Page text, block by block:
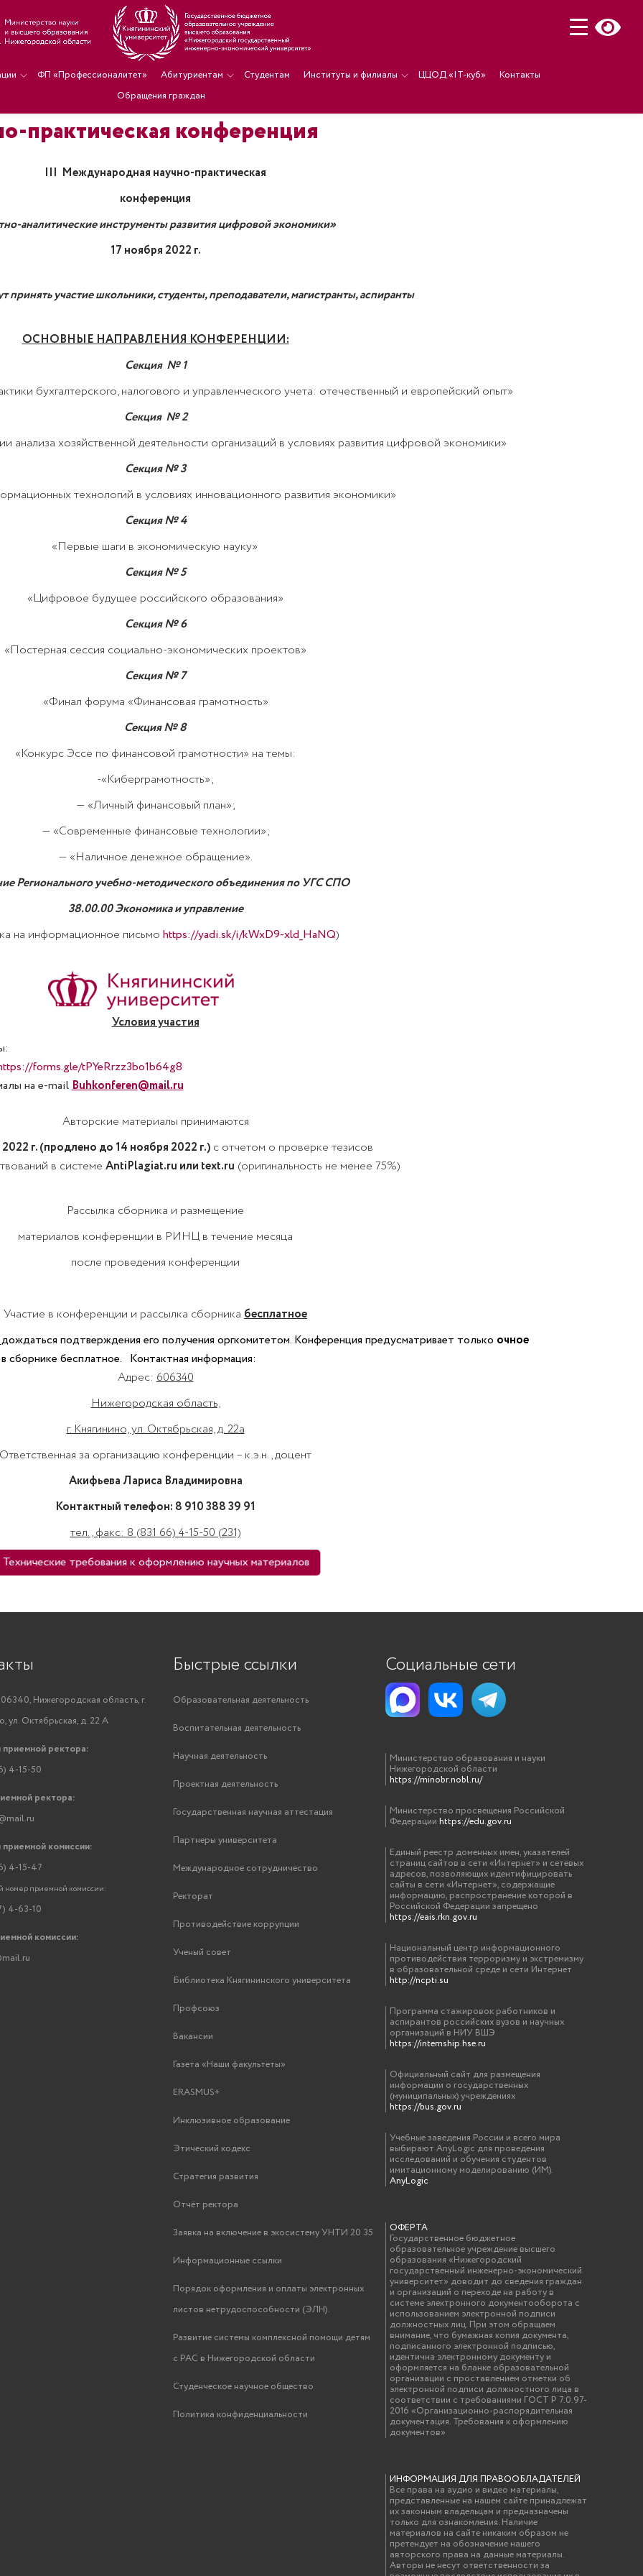
ФП «Профессионалитет» Абитуриентам Студентам Институты и филиалы ЦЦОД «IT-куб»
Контакты
Обращения граждан
практическая конференция
III Международная научно-практическая
конференция
аналитические инструменты развития цифровой экономики»
17 ноября 2022 г.
принять участие школьники, студенты, преподаватели, магистранты, аспиранты
ОСНОВНЫЕ НАПРАВЛЕНИЯ КОНФЕРЕНЦИИ:
Cекция № 1
бухгалтерского, налогового и управленческого учета: отечественный и европейский опыт»
Cекция № 2
анализа хозяйственной деятельности организаций в условиях развития цифровой экономики»
Cекция № 3
технологий в условиях инновационного развития экономики»
Секция № 4
«Первые шаги в экономическую науку»
Секция № 5
«Цифровое будущее российского образования»
Секция № 6
«Постерная сессия социально-экономических проектов»
Секция № 7
«Финал форума «Финансовая грамотность»
Секция № 8
«Конкурс Эссе по финансовой грамотности» на темы:
-«Киберграмотность»;
— «Личный финансовый план»;
— «Современные финансовые технологии»;
— «Наличное денежное обращение».
Регионального учебно-методического объединения по УГС СПО
38.00.00 Экономика и управление
на информационное письмо https://yadi.sk/i/kWxD9-xld_HaNQ)
Условия участия
forms.gle/tPYeRrzz3bo1b64g8
на e-mailBuhkonferen@mail.ru
Авторские материалы принимаются
г. (продлено до 14 ноября 2022 г.) с отчетом о проверке тезисов
в системе AntiPlagiat.ru или tеxt.ru (оригинальность не менее 75%)
Рассылка сборника и размещение
ма­териалов конференции в РИНЦ в течение месяца
после проведения конференции
Участие в конференции и рассылка сборника бес­платное
дождаться подтверждения его получения оргкомитетом. Конференция предусматривает только очное
сборнике бесплатное. Контактная информация:
Адрес:606340
Нижегородская область,
г. Княгинино, ул. Октябрьская, д. 22а
Ответственная за организацию конференции – к.э.н., доцент
Акифьева Лариса Владимировна
Контактный телефон: 8 910 388 39 91
тел., факс: 8 (831 66) 4-15-50 (231)
Технические требования к оформлению научных материалов
Нижегородская область, г.
ул. Октябрьская, д. 22 А
ректора:
4-15-50
ректора:
комиссии:
4-15-47
номер приемной комиссии:
4-63-10
комиссии:
Быстрые ссылки
Образовательная деятельность
Воспитательная деятельность
Научная деятельность
Проектная деятельность
Государственная научная аттестация
Партнеры университета
Международное сотрудничество
Ректорат
Противодействие коррупции
Ученый совет
Библиотека Княгининского университета
Профсоюз
Вакансии
Газета «Наши факультеты»
ERASMUS+
Инклюзивное образование
Этический кодекс
Стратегия развития
Отчёт ректора
Заявка на включение в экосистему УНТИ 20.35
Информационные ссылки
Порядок оформления и оплаты электронных
листов нетрудоспособности (ЭЛН).
Развитие системы комплексной помощи детям
с РАС в Нижегородской области
Студенческое научное общество
Политика конфиденциальности
Социальные сети
Министерство образования и науки
Нижегородской области
https://minobr.nobl.ru/
Министерство просвещения Российской
Федерации https://edu.gov.ru
Единый реестр доменных имен, указателей
страниц сайтов в сети «Интернет» и сетевых
адресов, позволяющих идентифицировать
сайты в сети «Интернет», содержащие
информацию, распространение которой в
Российской Федерации запрещено
https://eais.rkn.gov.ru
Национальный центр информационного
противодействия терроризму и экстремизму
в образовательной среде и сети Интернет
http://ncpti.su
Программа стажировок работников и
аспирантов российских вузов и научных
организаций в НИУ ВШЭ
https://internship.hse.ru
Официальный сайт для размещения
информации о государственных
(муниципальных) учреждениях
https://bus.gov.ru
Учебные заведения России и всего мира
выбирают AnyLogic для проведения
исследований и обучения студентов
имитационному моделированию (ИМ).
AnyLogic
ОФЕРТА
Государственное бюджетное
образовательное учреждение высшего
образования «Нижегородский
государственный инженерно-экономический
университет» доводит до сведения граждан
и организаций о переходе на работу в
системе электронного документооборота с
использованием электронной подписи
должностных лиц. При этом обращаем
внимание, что бумажная копия документа,
подписанного электронной подписью,
идентична электронному документу и
оформляется на бланке образовательной
организации с проставлением отметки об
электронной подписи должностного лица в
соответствии с требованиями ГОСТ Р 7.0.97-
2016 «Организационно-распорядительная
документация. Требования к оформлению
документов»
ИНФОРМАЦИЯ ДЛЯ ПРАВООБЛАДАТЕЛЕЙ
Все права на аудио и видео материалы,
представленные на нашем сайте принадлежат
их законным владельцам и предназначены
только для ознакомления. Наличие
материалов на сайте никаким образом не
претендует на обозначение нашего
авторского права на данные материалы.
Авторы не несут ответственности за